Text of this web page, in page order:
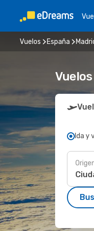
Vuelos España
Ida y